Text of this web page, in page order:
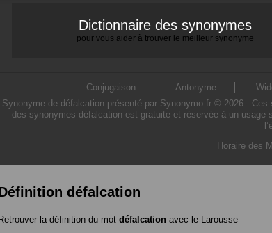
Dictionnaire des synonymes
pour vous aider à trouver le meilleur synonyme
Conjugaison Antonyme
Synonyme de défalcation présenté par Synonymo.fr © 2026 -
des synonymes défalcation est gratuite et réservée à un
Horaire des
défalcation
la définition du mot défalcation avec le Larousse